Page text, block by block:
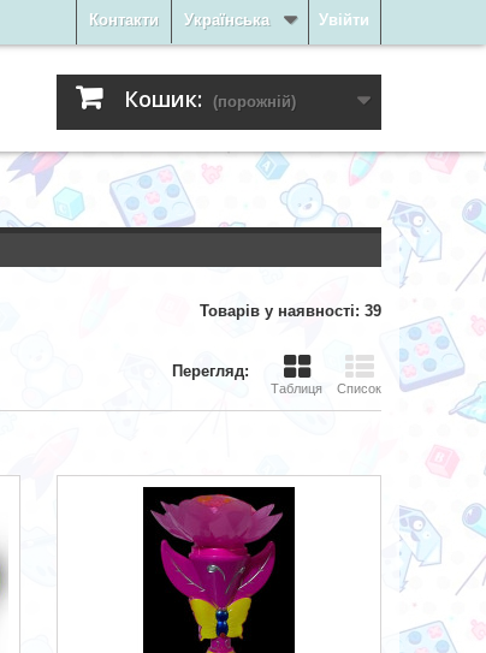
Увійти
Українська
Контакти
Кошик: (порожній)
Товарів у наявності: 39
Перегляд:
Таблиця Список